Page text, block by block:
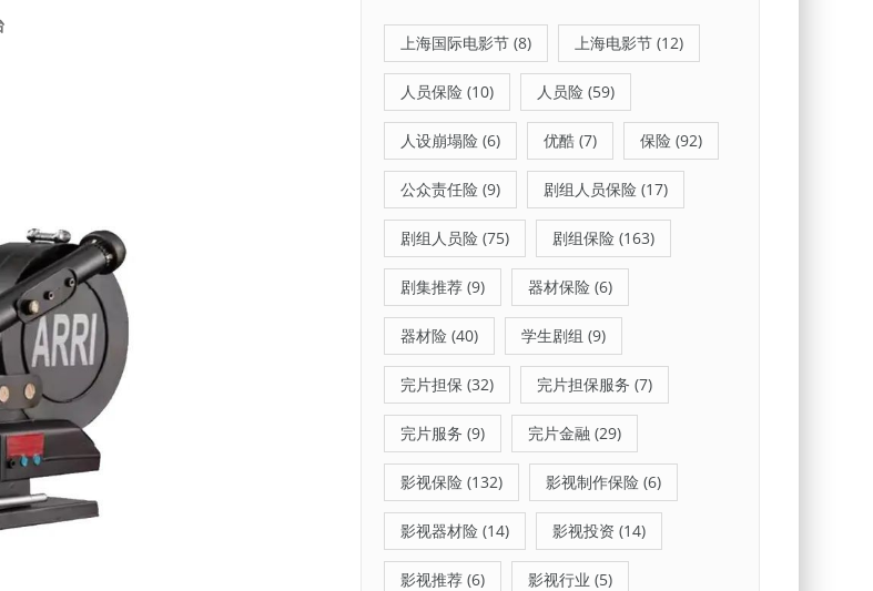
上海国际电影节 (8) 上海电影节 (12)
人员保险 (10) 人员险 (59)
人设崩塌险 (6) 优酷 (7) 保险 (92)
公众责任险 (9) 剧组人员保险 (17)
剧组人员险 (75) 剧组保险 (163)
剧集推荐 (9) 器材保险 (6)
器材险 (40) 学生剧组 (9)
完片担保 (32) 完片担保服务 (7)
完片服务 (9) 完片金融 (29)
影视保险 (132) 影视制作保险 (6)
影视器材险 (14) 影视投资 (14)
影视推荐 (6) 影视行业 (5)